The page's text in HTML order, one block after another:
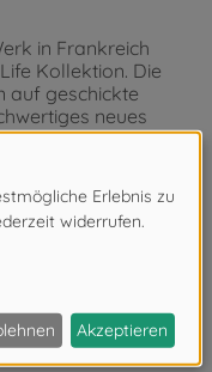
in Frankreich
Kollektion. Die
auf geschickte
neues
die Sicherheit
Material-
zwischen